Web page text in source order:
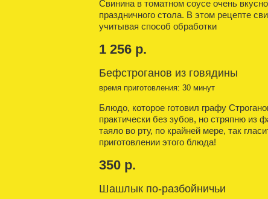
Свинина в томатном соусе очень
праздничного стола. В этом рецепте
учитывая способ обработки
1 256 р.
Бефстроганов из говядины
время приготовления: 30 минут
Блюдо, которое готовил графу
практически без зубов, но стряпню из
таяло во рту, по крайней мере, так
приготовлении этого блюда!
350 р.
Шашлык по-разбойничьи